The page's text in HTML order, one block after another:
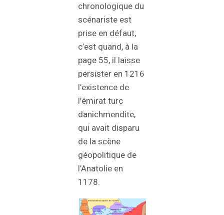
chronologique du
scénariste est
prise en défaut,
c’est quand, à la
page 55, il laisse
persister en 1216
l’existence de
l’émirat turc
danichmendite,
qui avait disparu
de la scène
géopolitique de
l’Anatolie en
1178.